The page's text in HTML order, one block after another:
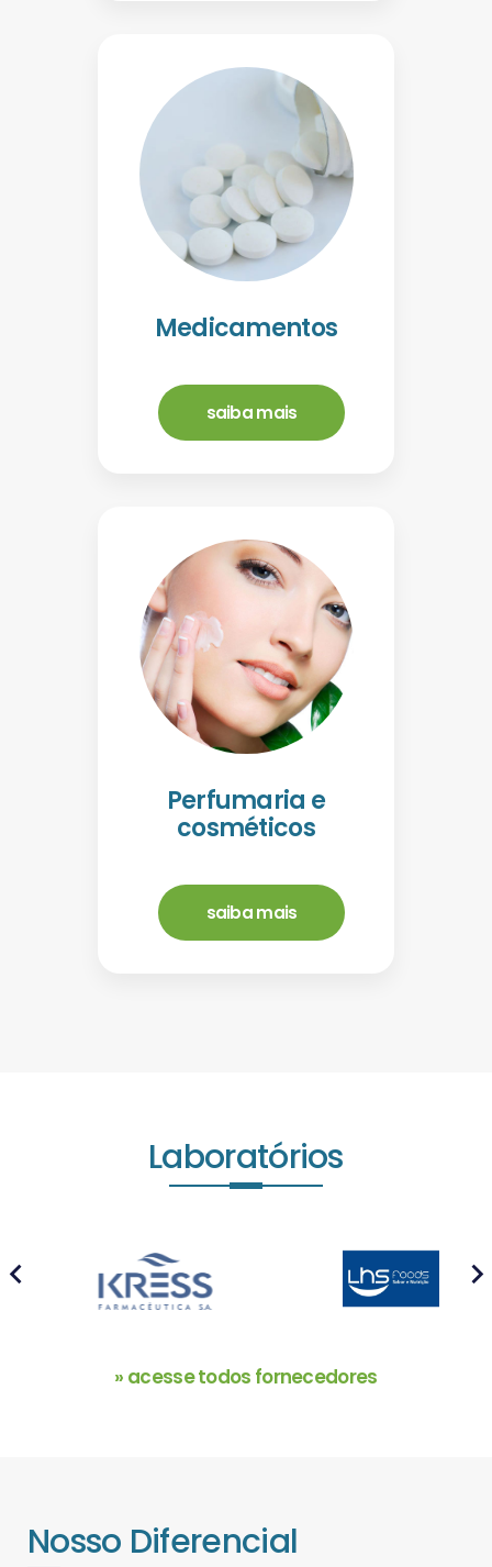
Medicamentos
saiba mais
Perfumaria e
cosméticos
saiba mais
Laboratórios
prev next
» acesse todos fornecedores
Nosso Diferencial